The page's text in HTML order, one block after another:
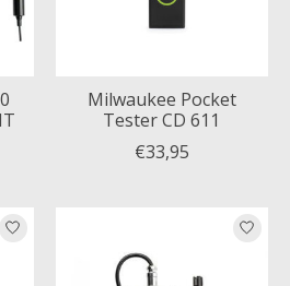
Milwaukee Pocket
Tester CD 611
€33,95